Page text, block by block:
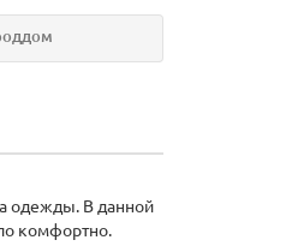
одежды. В данной
комфортно.